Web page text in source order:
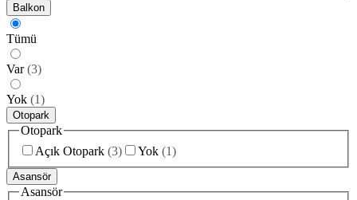
Balkon
Tümü
Var (3)
Yok (1)
Otopark
Otopark
Açık Otopark (3) Yok (1)
Asansör
Asansör